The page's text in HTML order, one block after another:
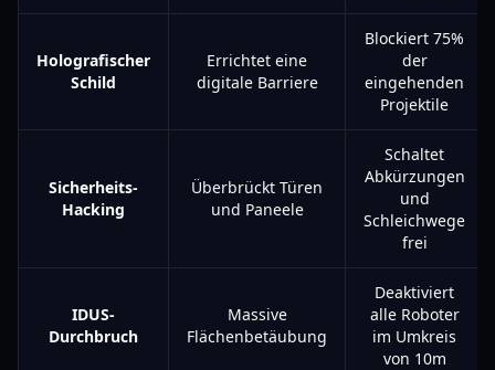
Holografischer
Schild
Errichtet eine
digitale Barriere
Blockiert 75%
der
eingehenden
Projektile
Sicherheits-
Hacking
Überbrückt Türen
und Paneele
Schaltet
Abkürzungen
und
Schleichwege
frei
IDUS-
Durchbruch
Massive
Flächenbetäubung
Deaktiviert
alle Roboter
im Umkreis
von 10m